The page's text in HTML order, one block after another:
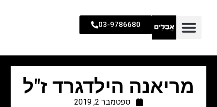
03-9786680
מריאנה הילדגרד ז"ל
ספטמבר 2, 2019